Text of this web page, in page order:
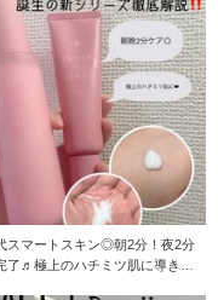
スマートスキン◎朝2分！夜2分
了♬極上のハチミツ肌に導きま